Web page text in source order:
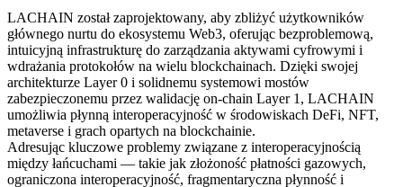
LACHAIN został zaprojektowany, aby zbliżyć użytkowników
głównego nurtu do ekosystemu Web3, oferując bezproblemową,
intuicyjną infrastrukturę do zarządzania aktywami cyfrowymi i
wdrażania protokołów na wielu blockchainach. Dzięki swojej
architekturze Layer 0 i solidnemu systemowi mostów
zabezpieczonemu przez walidację on-chain Layer 1, LACHAIN
umożliwia płynną interoperacyjność w środowiskach DeFi, NFT,
metaverse i grach opartych na blockchainie.
Adresując kluczowe problemy związane z interoperacyjnością
między łańcuchami — takie jak złożoność płatności gazowych,
ograniczona interoperacyjność, fragmentaryczna płynność i